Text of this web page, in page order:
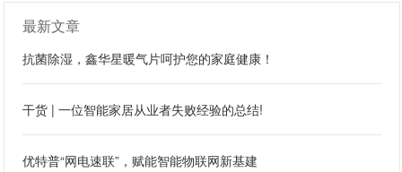
最新文章
抗菌除湿，鑫华星暖气片呵护您的家庭健康！
干货 | 一位智能家居从业者失败经验的总结!
优特普“网电速联”，赋能智能物联网新基建